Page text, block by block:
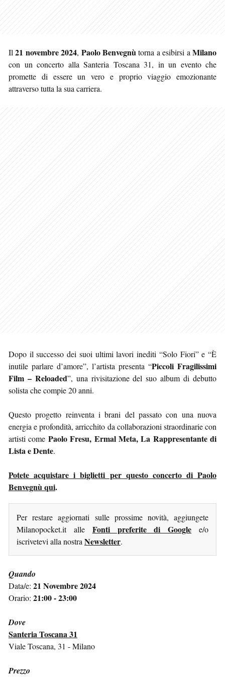
Il21 novembre 2024, Paolo Benvegnùtorna a esibirsi aMilano
con un concerto alla Santeria Toscana 31, in un evento che
promette di essere un vero e proprio viaggio emozionante
attraverso tutta la sua carriera.
Dopo il successo dei suoi ultimi lavori inediti “Solo Fiori” e “È
inutile parlare d’amore”, l’artista presenta “Piccoli Fragilissimi
Film – Reloaded”, una rivisitazione del suo album di debutto
solista che compie 20 anni.
Questo progetto reinventa i brani del passato con una nuova
energia e profondità, arricchito da collaborazioni straordinarie con
artisti come Paolo Fresu, Ermal Meta, La Rappresentante di
Lista e Dente.
Potete acquistare i biglietti per questo concerto di Paolo
Benvegnù qui.
Per restare aggiornati sulle prossime novità, aggiungete
Milanopocket.it alle Fonti preferite di Google e/o
iscrivetevi alla nostra Newsletter.
Quando
Data/e: 21 Novembre 2024
Orario: 21:00 - 23:00
Dove
Santeria Toscana 31
Viale Toscana, 31 - Milano
Prezzo